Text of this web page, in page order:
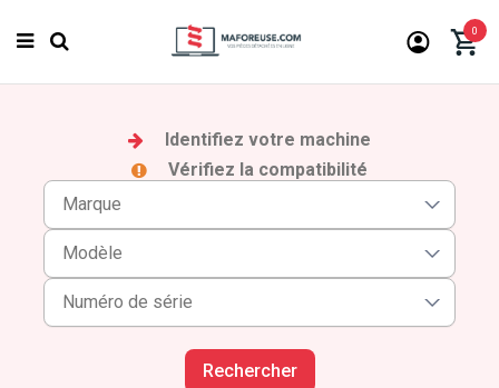
0
Identifiez votre machine
Vérifiez la compatibilité
Rechercher